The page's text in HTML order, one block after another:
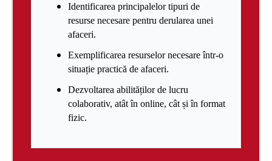
Identificarea principalelor tipuri de
resurse necesare pentru derularea unei
afaceri.
Exemplificarea resurselor necesare într-o
situație practică de afaceri.
Dezvoltarea abilităților de lucru
colaborativ, atât în online, cât și în format
fizic.